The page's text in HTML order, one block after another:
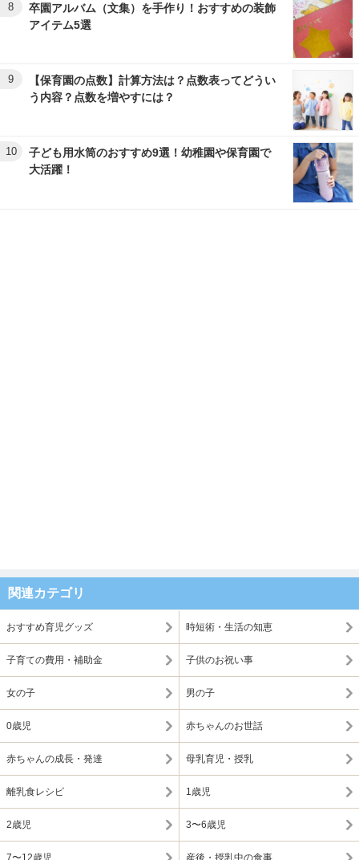
8
卒園アルバム（文集）を手作り！おすすめの装飾
アイテム5選
9
【保育園の点数】計算方法は？点数表ってどうい
う内容？点数を増やすには？
10
子ども用水筒のおすすめ9選！幼稚園や保育園で
大活躍！
関連カテゴリ
おすすめ育児グッズ 時短術・生活の知恵
子育ての費用・補助金 子供のお祝い事
女の子 男の子
0歳児 赤ちゃんのお世話
赤ちゃんの成長・発達 母乳育児・授乳
離乳食レシピ 1歳児
2歳児 3〜6歳児
7〜12歳児 産後・授乳中の食事